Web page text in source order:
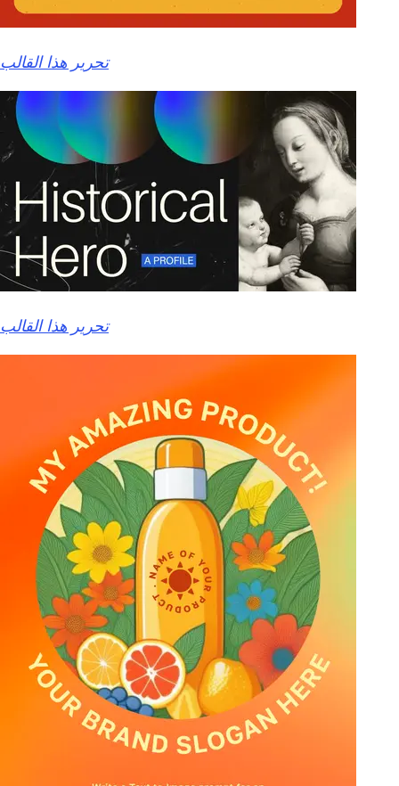
تحرير هذا القالب
تحرير هذا القالب